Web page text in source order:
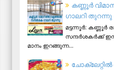
ക​ണ്ണൂ​ർ
ഗാ​ല​റി തു​റ​ന്നു
മ​ട്ട​ന്നൂ​ർ: ക​ണ്ണൂ​ർ
സ​ന്ദ​ർ​ശ​ക​ർ​ക്ക്
മാ​നം ഇ​റ​ങ്ങു​ന്ന...
ചോക്ലേറ്റിൽ